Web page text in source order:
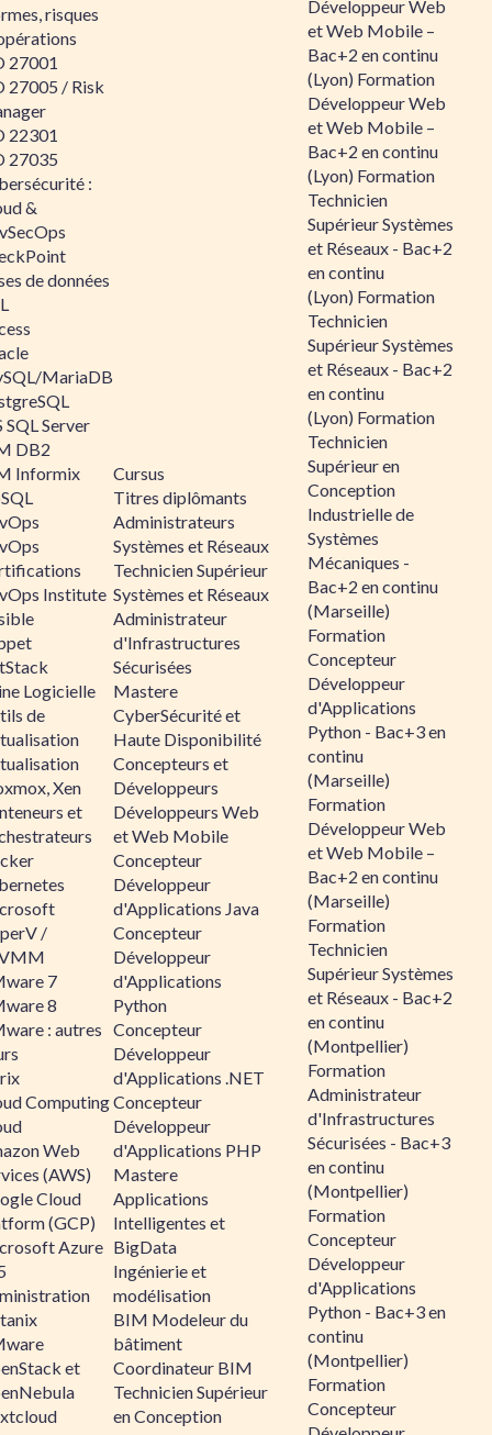
risques
27001
27005 / Risk
22301
27035
:
&
de données
MariaDB
SQL Server
DB2
Informix
Institute
Logicielle
de
Xen
et
/
7
8
: autres
Computing
Web
(AWS)
Cloud
(GCP)
Azure
et
Cursus
Titres diplômants
Administrateurs
Systèmes et Réseaux
Technicien Supérieur
Systèmes et Réseaux
Administrateur
d'Infrastructures
Sécurisées
Mastere
CyberSécurité et
Haute Disponibilité
Concepteurs et
Développeurs
Développeurs Web
et Web Mobile
Concepteur
Développeur
d'Applications Java
Concepteur
Développeur
d'Applications
Python
Concepteur
Développeur
d'Applications .NET
Concepteur
Développeur
d'Applications PHP
Mastere
Applications
Intelligentes et
BigData
Ingénierie et
modélisation
BIM Modeleur du
bâtiment
Coordinateur BIM
Technicien Supérieur
en Conception
Développeur Web
et Web Mobile –
Bac+2 en continu
(Lyon) Formation
Développeur Web
et Web Mobile –
Bac+2 en continu
(Lyon) Formation
Technicien
Supérieur Systèmes
et Réseaux - Bac+2
en continu
(Lyon) Formation
Technicien
Supérieur Systèmes
et Réseaux - Bac+2
en continu
(Lyon) Formation
Technicien
Supérieur en
Conception
Industrielle de
Systèmes
Mécaniques -
Bac+2 en continu
(Marseille)
Formation
Concepteur
Développeur
d'Applications
Python - Bac+3 en
continu
(Marseille)
Formation
Développeur Web
et Web Mobile –
Bac+2 en continu
(Marseille)
Formation
Technicien
Supérieur Systèmes
et Réseaux - Bac+2
en continu
(Montpellier)
Formation
Administrateur
d'Infrastructures
Sécurisées - Bac+3
en continu
(Montpellier)
Formation
Concepteur
Développeur
d'Applications
Python - Bac+3 en
continu
(Montpellier)
Formation
Concepteur